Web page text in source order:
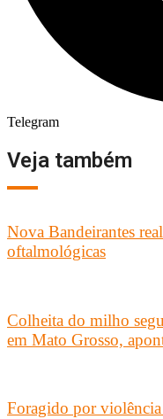
Telegram
Veja também
Nova Bandeirantes
oftalmológicas
Colheita do milho
em Mato Grosso,
Foragido por violência